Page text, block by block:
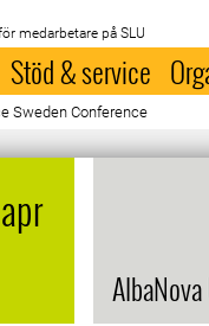
medarbetare på SLU
Stöd & service
Sweden Conference
apr